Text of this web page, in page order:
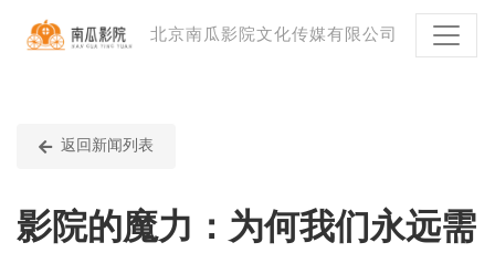
北京南瓜影院文化传媒有限公司
返回新闻列表
影院的魔力：为何我们永远需